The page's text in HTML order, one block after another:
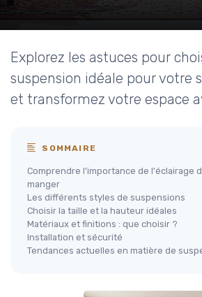
Explorez les astuces pour
suspension idéale pour votre
et transformez votre espace
SOMMAIRE
Comprendre l'importance de l'éclairage
manger
Les différents styles de suspensions
Choisir la taille et la hauteur idéales
Matériaux et finitions : que choisir ?
Installation et sécurité
Tendances actuelles en matière de